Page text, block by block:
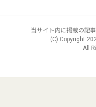
当サイト内に掲載の記
(C) Copyright
All